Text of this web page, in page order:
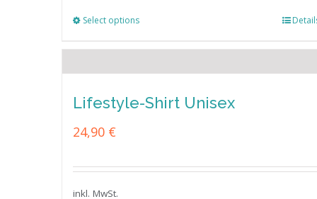
Select options
Lifestyle-Shirt Unisex
24,90 €
inkl. MwSt.